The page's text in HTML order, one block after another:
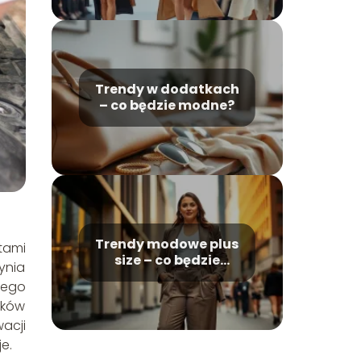
Trendy w dodatkach
– co będzie modne?
Trendy modowe plus
size – co będzie
modne?